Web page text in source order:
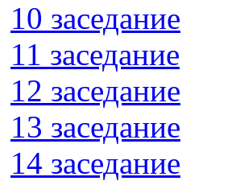
10 заседание
11 заседание
12 заседание
13 заседание
14 заседание